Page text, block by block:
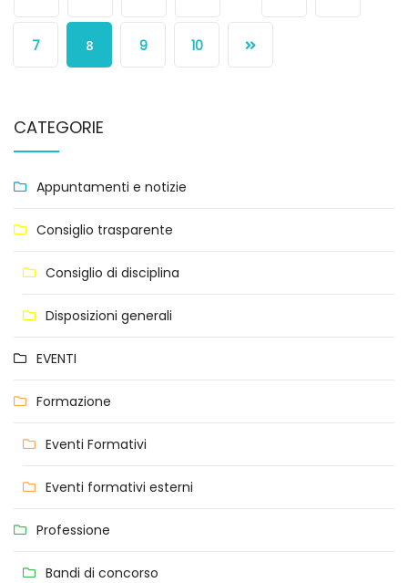
7 8 9 10
CATEGORIE
Appuntamenti e notizie
Consiglio trasparente
Consiglio di disciplina
Disposizioni generali
EVENTI
Formazione
Eventi Formativi
Eventi formativi esterni
Professione
Bandi di concorso